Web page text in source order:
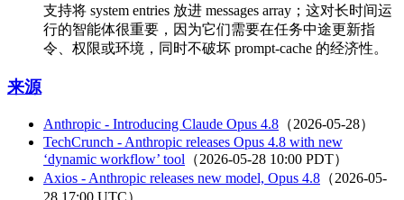
支持将 system entries 放进 messages array；这对长时间运
行的智能体很重要，因为它们需要在任务中途更新指
令、权限或环境，同时不破坏 prompt-cache 的经济性。
来源
Anthropic - Introducing Claude Opus 4.8 （2026-05-28）
TechCrunch - Anthropic releases Opus 4.8 with new
‘dynamic workflow’ tool （2026-05-28 10:00 PDT）
Axios - Anthropic releases new model, Opus 4.8 （2026-05-